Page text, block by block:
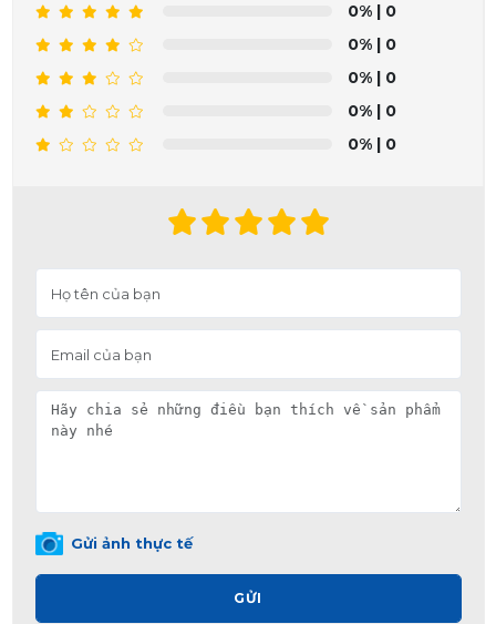
0% | 0
0% | 0
0% | 0
0% | 0
0% | 0
Gửi ảnh thực tế
GỬI